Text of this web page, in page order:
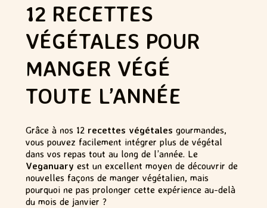
12 RECETTES
VÉGÉTALES POUR
MANGER VÉGÉ
TOUTE L’ANNÉE
Grâce à nos 12 recettes végétales gourmandes,
vous pouvez facilement intégrer plus de végétal
dans vos repas tout au long de l’année. Le
Veganuary est un excellent moyen de découvrir de
nouvelles façons de manger végétalien, mais
pourquoi ne pas prolonger cette expérience au-delà
du mois de janvier ?